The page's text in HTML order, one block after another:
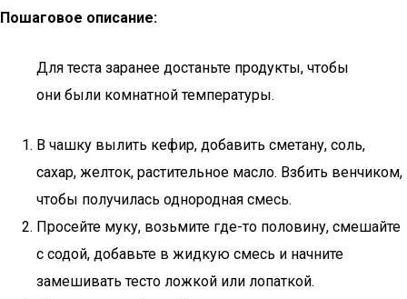
Пошаговое описание:
Для теста заранее достаньте продукты, чтобы
они были комнатной температуры.
В чашку вылить кефир, добавить сметану, соль,
сахар, желток, растительное масло. Взбить венчиком,
чтобы получилась однородная смесь.
Просейте муку, возьмите где-то половину, смешайте
с содой, добавьте в жидкую смесь и начните
замешивать тесто ложкой или лопаткой.